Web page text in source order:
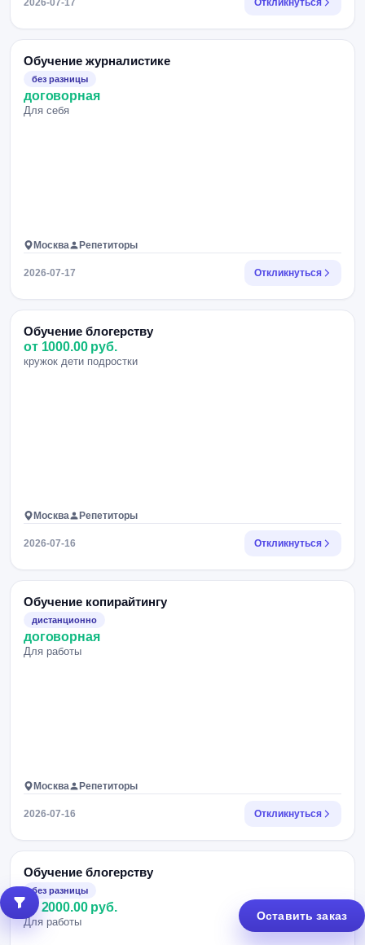
2026-07-17 Откликнуться
Обучение журналистике
без разницы
договорная
Для себя
Москва Репетиторы
2026-07-17 Откликнуться
Обучение блогерству
от 1000.00 руб.
кружок дети подростки
Москва Репетиторы
2026-07-16 Откликнуться
Обучение копирайтингу
дистанционно
договорная
Для работы
Москва Репетиторы
2026-07-16 Откликнуться
Обучение блогерству
без разницы
от 2000.00 руб.
Для работы Оставить заказ